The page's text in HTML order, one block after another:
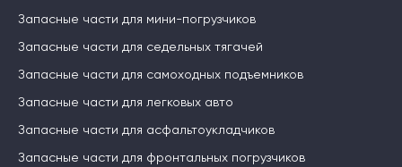
Запасные части для мини-погрузчиков
Запасные части для седельных тягачей
Запасные части для самоходных подъемников
Запасные части для легковых авто
Запасные части для асфальтоукладчиков
Запасные части для фронтальных погрузчиков